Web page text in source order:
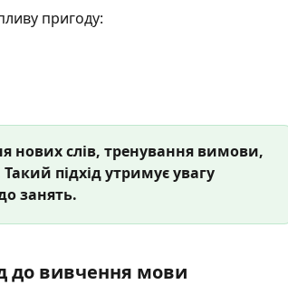
пригоду:
нових слів, тренування вимови,
підхід утримує увагу
занять.
до вивчення мови